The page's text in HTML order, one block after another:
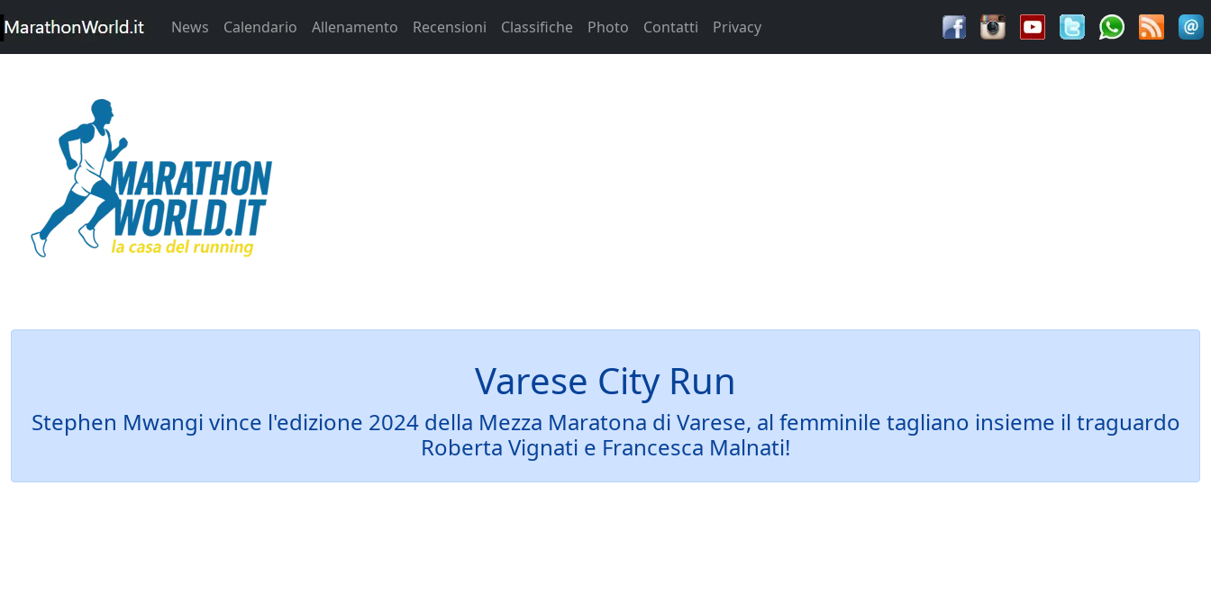
News Calendario Allenamento Recensioni Classifiche Photo Contatti Privacy
Varese City Run
Stephen Mwangi vince l'edizione 2024 della Mezza Maratona di Varese, al femminile tagliano insieme il traguardo
Roberta Vignati e Francesca Malnati!